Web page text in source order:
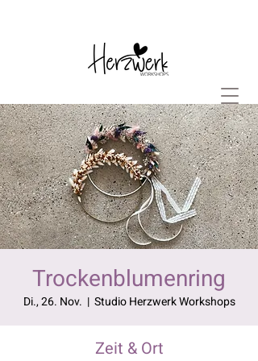
Trockenblumenring
Di., 26. Nov.
  |
Studio Herzwerk Workshops
Zeit & Ort